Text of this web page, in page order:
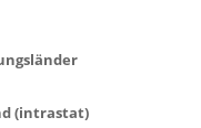
(intrastat)